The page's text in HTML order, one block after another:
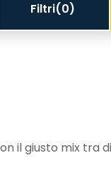
Filtri(0)
il giusto mix tra